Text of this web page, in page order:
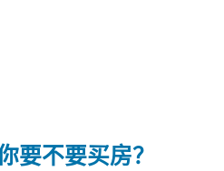
要不要买房？